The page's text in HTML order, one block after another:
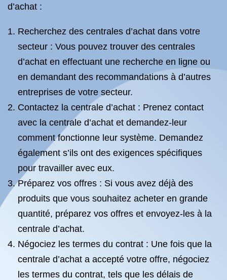
d’achat :
Recherchez des centrales d’achat dans votre
secteur : Vous pouvez trouver des centrales
d’achat en effectuant une recherche en ligne ou
en demandant des recommandations à d’autres
entreprises de votre secteur.
Contactez la centrale d’achat : Prenez contact
avec la centrale d’achat et demandez-leur
comment fonctionne leur système. Demandez
également s’ils ont des exigences spécifiques
pour travailler avec eux.
Préparez vos offres : Si vous avez déjà des
produits que vous souhaitez acheter en grande
quantité, préparez vos offres et envoyez-les à la
centrale d’achat.
Négociez les termes du contrat : Une fois que la
centrale d’achat a accepté votre offre, négociez
les termes du contrat, tels que les délais de